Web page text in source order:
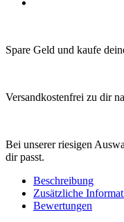
Spare Geld und kaufe
Versandkostenfrei zu dir
Bei unserer riesigen
dir passt.
Beschreibung
Zusätzliche
Bewertungen